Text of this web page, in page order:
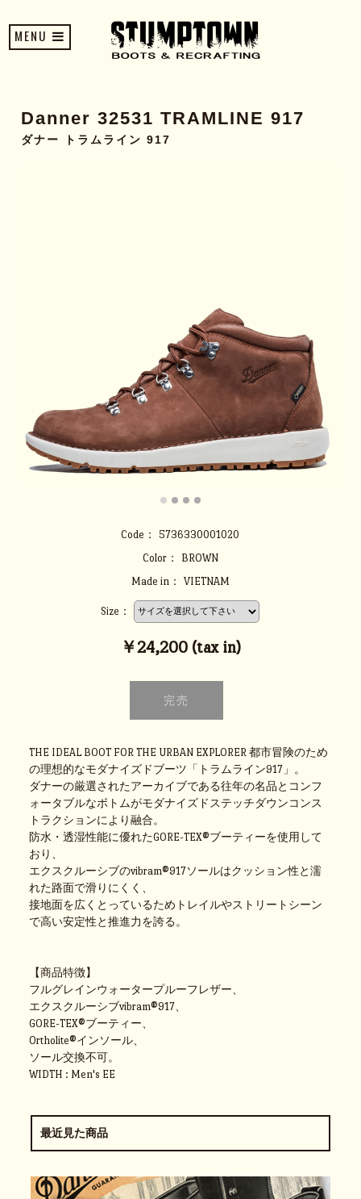
MENU
Danner 32531 TRAMLINE 917
ダナー トラムライン 917
Code：
5736330001020
Color：
BROWN
Made in：
VIETNAM
Size：
￥24,200 (tax in)
THE IDEAL BOOT FOR THE URBAN EXPLORER 都市冒険のため
の理想的なモダナイズドブーツ「トラムライン917」。
ダナーの厳選されたアーカイブである往年の名品とコンフ
ォータブルなボトムがモダナイズドステッチダウンコンス
トラクションにより融合。
防水・透湿性能に優れたGORE-TEX®ブーティーを使用して
おり、
エクスクルーシブのvibram®917ソールはクッション性と濡
れた路面で滑りにくく、
接地面を広くとっているためトレイルやストリートシーン
で高い安定性と推進力を誇る。
【商品特徴】
フルグレインウォータープルーフレザー、
エクスクルーシブvibram®917、
GORE-TEX®ブーティー、
Ortholite®インソール、
ソール交換不可。
WIDTH : Men's EE
最近見た商品